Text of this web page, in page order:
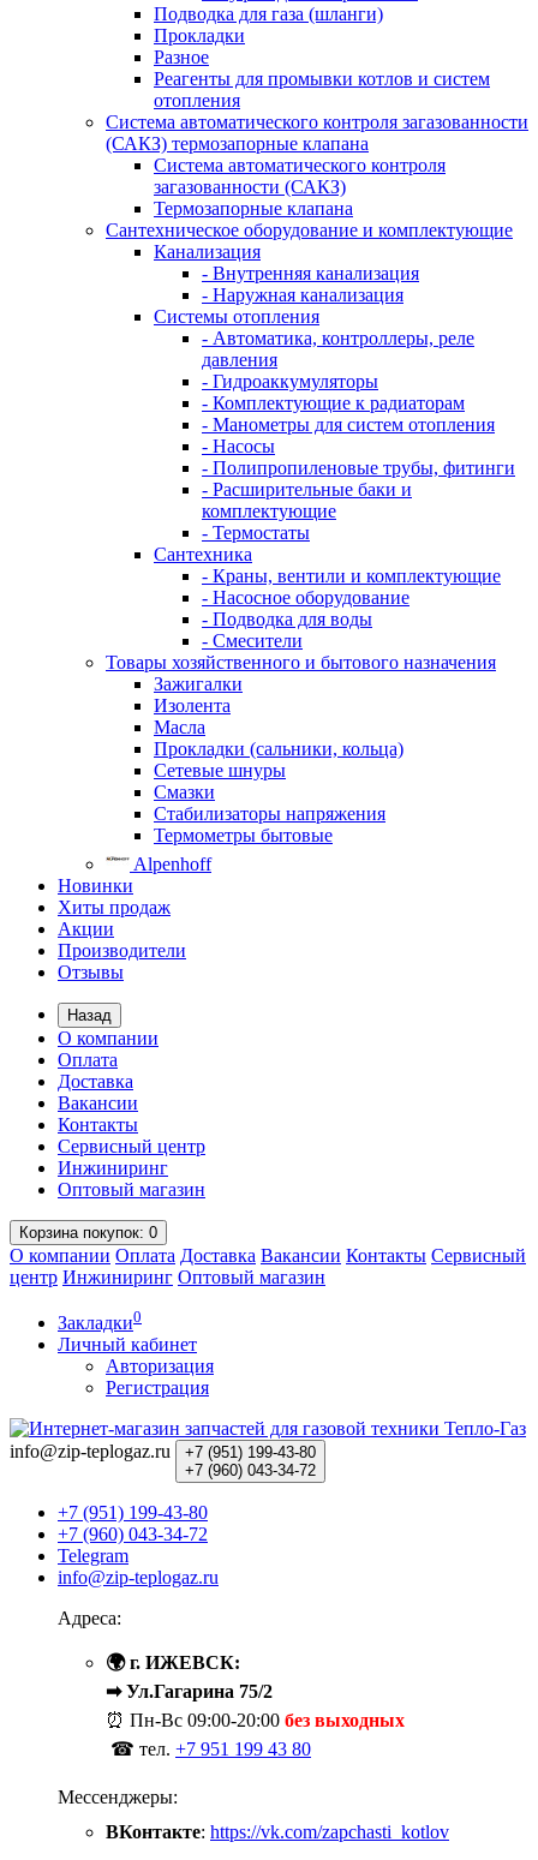
Подводка для газа (шланги)
Прокладки
Разное
Реагенты для промывки котлов и систем
отопления
Система автоматического контроля загазованности
(САКЗ) термозапорные клапана
Система автоматического контроля
загазованности (САКЗ)
Термозапорные клапана
Сантехническое оборудование и комплектующие
Канализация
- Внутренняя канализация
- Наружная канализация
Системы отопления
- Автоматика, контроллеры, реле
давления
- Гидроаккумуляторы
- Комплектующие к радиаторам
- Манометры для систем отопления
- Насосы
- Полипропиленовые трубы, фитинги
- Расширительные баки и
комплектующие
- Термостаты
Сантехника
- Краны, вентили и комплектующие
- Насосное оборудование
- Подводка для воды
- Смесители
Товары хозяйственного и бытового назначения
Зажигалки
Изолента
Масла
Прокладки (сальники, кольца)
Сетевые шнуры
Смазки
Стабилизаторы напряжения
Термометры бытовые
Alpenhoff
Новинки
Хиты продаж
Акции
Производители
Отзывы
Назад
О компании
Оплата
Доставка
Вакансии
Контакты
Сервисный центр
Инжиниринг
Оптовый магазин
Корзинапокупок: 0
О компании Оплата Доставка Вакансии Контакты Сервисный
центр Инжиниринг Оптовый магазин
Закладки0
Личный кабинет
Авторизация
Регистрация
info@zip-teplogaz.ru +7 (951) 199-43-80
+7 (960) 043-34-72
+7 (951) 199-43-80
+7 (960) 043-34-72
Telegram
info@zip-teplogaz.ru
Адреса:
🌍 г. ИЖЕВСК:
➡ Ул.Гагарина 75/2
⏰ Пн-Вс 09:00-20:00 без выходных
☎ тел. +7 951 199 43 80
Мессенджеры:
ВКонтакте: https://vk.com/zapchasti_kotlov